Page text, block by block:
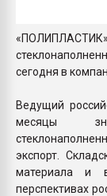
сегодня в
Ведущий
месяцы
экспорт.
материала и
перспективах